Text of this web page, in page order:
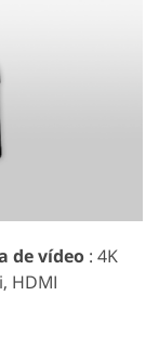
de vídeo : 4K
HDMI